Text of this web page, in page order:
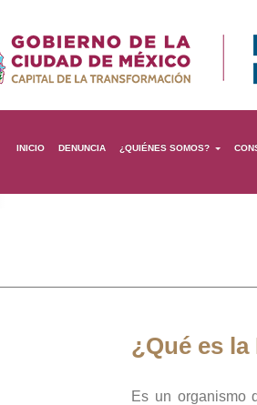
INICIO DENUNCIA ¿QUIÉNES SOMOS?
¿Qué es la
Es un organismo